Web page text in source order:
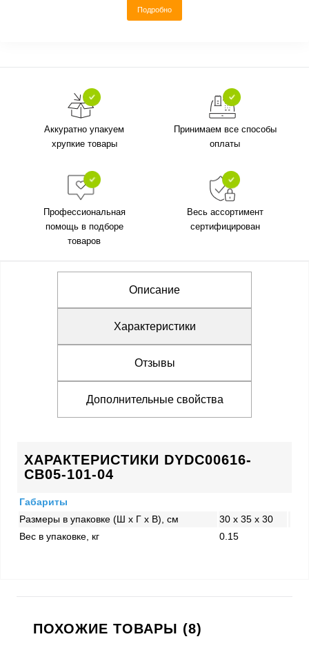
Подробно
Аккуратно упакуем
хрупкие товары
Принимаем все способы
оплаты
Профессиональная
помощь в подборе
товаров
Весь ассортимент
сертифицирован
Описание
Характеристики
Отзывы
Дополнительные свойства
ХАРАКТЕРИСТИКИ DYDC00616-
CB05-101-04
Габариты
Размеры в упаковке (Ш x Г x В), см
30 x 35 x 30
Вес в упаковке, кг
0.15
ПОХОЖИЕ ТОВАРЫ (8)